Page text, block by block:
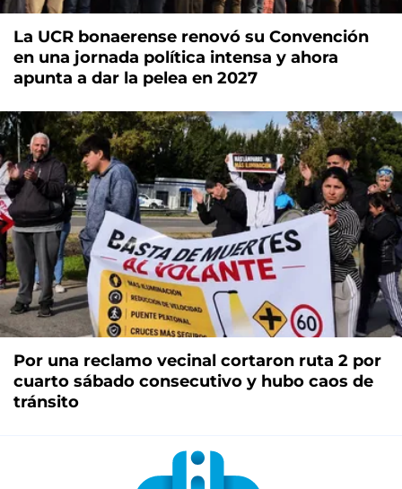
La UCR bonaerense renovó su Convención
en una jornada política intensa y ahora
apunta a dar la pelea en 2027
Por una reclamo vecinal cortaron ruta 2 por
cuarto sábado consecutivo y hubo caos de
tránsito